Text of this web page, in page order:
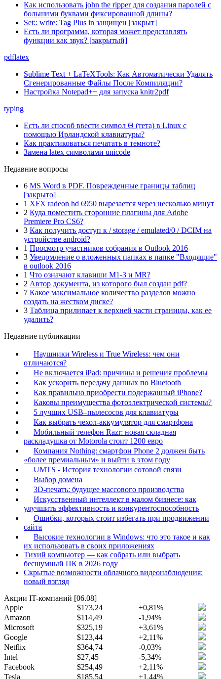
Как использовать john the ripper для создания паролей с
большими буквами фиксированной длины?
Set:: write: Tag Plus in защищен [закрыт]
Есть ли программа, которая может представлять
функции как звук? [закрытый]
pdflatex
Sublime Text + LaTeXTools: Как Автоматически Удалять
Сгенерированные Файлы После Компиляции?
Настройка Notepad++ для запуска knitr2pdf
typing
Есть ли способ ввести символ Θ (тета) в Linux с
помощью Ирландской клавиатуры?
Как практиковаться печатать в темноте?
Замена latex символами unicode
Недавние вопросы
6 MS Word в PDF. Поврежденные границы таблиц
[закрыто]
1 XFX radeon hd 6950 вырезается через несколько минут
2 Куда поместить сторонние плагины для Adobe
Premiere Pro CS6?
3 Как получить доступ к / storage / emulated/0 / DCIM на
устройстве android?
1 Просмотр участников собрания в Outlook 2016
3 Уведомление о вложенных папках в папке "Входящие"
в outlook 2016
1 Что означают клавиши M1-3 и MR?
2 Автор документа, из которого был создан pdf?
7 Какое максимальное количество разделов можно
создать на жестком диске?
3 Таблица прилипает к верхней части страницы, как ее
удалить?
Недавние публикации
Наушники Wireless и True Wireless: чем они
отличаются?
Не включается iPad: причины и решения проблемы
Как ускорить передачу данных по Bluetooth
Как правильно приобрести подержанный iPhone?
Каковы преимущества фотоэлектрической системы?
5 лучших USB–пылесосов для клавиатуры
Как выбрать чехол-аккумулятор для смартфона
Мобильный телефон Razr: новая складная
раскладушка от Motorola стоит 1200 евро
Компания Nothing: смартфон Phone 2 должен быть
«более премиальным» и выйти в этом году
UMTS - История технологии сотовой связи
Выбор домена
3D-печать: будущее массового производства
Искусственный интеллект в малом бизнесе: как
улучшить эффективность и конкурентоспособность
Ошибки, которых стоит избегать при продвижении
сайта
Высокие технологии в Windows: что это такое и как
их использовать в своих приложениях
Тихий компьютер — как собрать или выбрать
бесшумный ПК в 2026 году
Скрытые возможности облачного видеонаблюдения:
новый взгляд
Акции IT-компаний [06.08]
Apple
$173,24
+0,81%
Amazon
$114,49
-1,94%
Microsoft
$325,19
+3,61%
Google
$123,44
+2,11%
Netflix
$364,74
-0,03%
Intel
$27,45
-5,34%
Facebook
$254,49
+2,11%
Tesla
$185,54 +1,44%